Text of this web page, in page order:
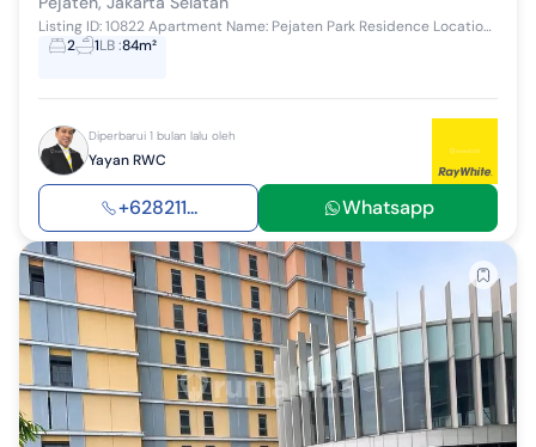
Listing ID: 10822 Apartment Name: Pejaten Park Residence Location: Jl. Buncit Raya No.21, Ps. Minggu, Jakarta Selatan, DKI Jakarta Tower/Floor/View...
2
1LB:84m²
Diperbarui 1 bulan lalu oleh
Yayan RWC
+628211... Whatsapp